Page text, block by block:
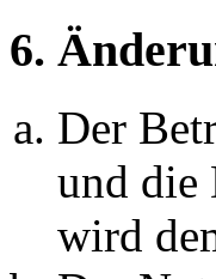
6.
Der
und die
wird